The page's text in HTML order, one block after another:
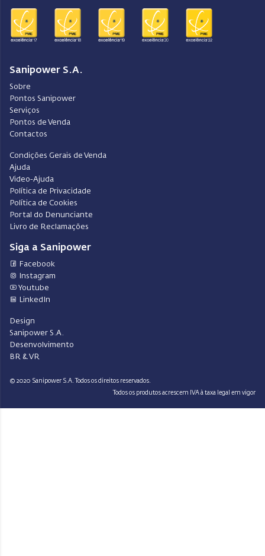
Sanipower S.A.
Sobre
Pontos Sanipower
Serviços
Pontos de Venda
Contactos
Condições Gerais de Venda
Ajuda
Video-Ajuda
Política de Privacidade
Política de Cookies
Portal do Denunciante
Livro de Reclamações
Siga a Sanipower
Facebook
Instagram
Youtube
LinkedIn
Design
Sanipower S.A.
Desenvolvimento
BR & VR
© 2020 Sanipower S.A. Todos os direitos reservados.
Todos os produtos acrescem IVA à taxa legal em vigor